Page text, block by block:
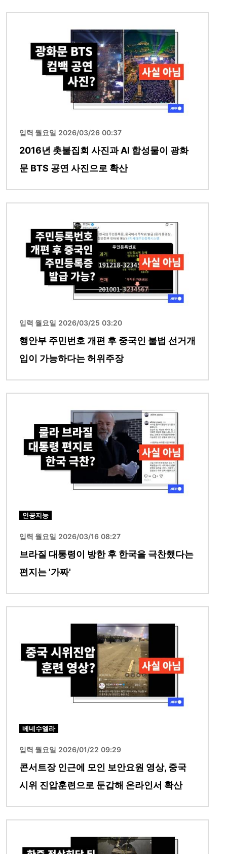
입력 월요일 2026/03/26 00:37
2016년 촛불집회 사진과 AI 합성물이 광화
문 BTS 공연 사진으로 확산
입력 월요일 2026/03/25 03:20
행안부 주민번호 개편 후 중국인 불법 선거개
입이 가능하다는 허위주장
인공지능
입력 월요일 2026/03/16 08:27
브라질 대통령이 방한 후 한국을 극찬했다는
편지는 '가짜'
베네수엘라
입력 월요일 2026/01/22 09:29
콘서트장 인근에 모인 보안요원 영상, 중국
시위 진압훈련으로 둔갑해 온라인서 확산